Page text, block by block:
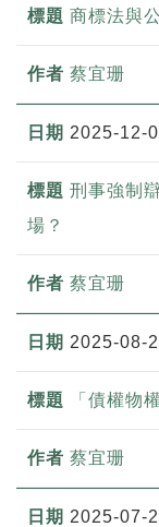
商標法與
蔡宜珊
2025-12-
刑事強制
場？
蔡宜珊
2025-08-
「債權物
蔡宜珊
2025-07-